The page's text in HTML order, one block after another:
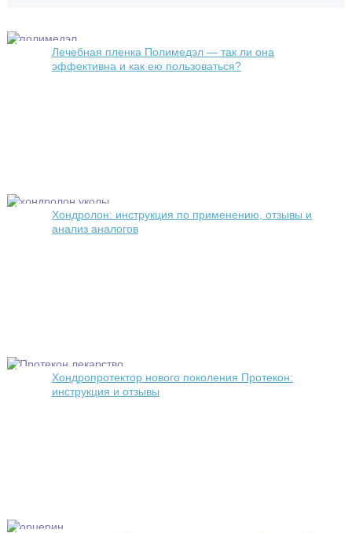
Лечебная пленка Полимедэл — так ли она
эффективна и как ею пользоваться?
Хондролон: инструкция по применению, отзывы и
анализ аналогов
Хондропротектор нового поколения Протекон:
инструкция и отзывы